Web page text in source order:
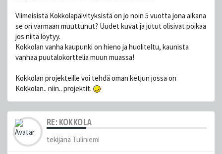
Viimeisistä Kokkolapäivityksistä on jo noin 5 vuotta jona aikana
se on varmaan muuttunut? Uudet kuvat ja jutut olisivat poikaa
jos niitä löytyy.
Kokkolan vanha kaupunki on hieno ja huoliteltu, kaunista
vanhaa puutalokorttelia muun muassa!
Kokkolan projekteille voi tehdä oman ketjun jossa on
Kokkolan.. niin.. projektit.
RE: KOKKOLA
tekijänä Tuliniemi